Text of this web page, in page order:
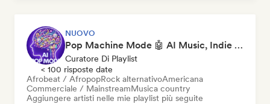
NUOVO
Pop Machine Mode 🤖 AI Music, Indie Pop & Dream Pop
Curatore Di Playlist
< 100 risposte date
Afrobeat / AfropopRock alternativoAmericana
Commerciale / MainstreamMusica country
Aggiungere artisti nelle mie playlist più seguite